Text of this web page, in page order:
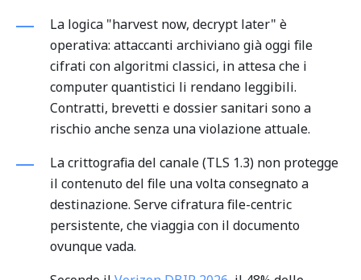
La logica "harvest now, decrypt later" è
operativa: attaccanti archiviano già oggi file
cifrati con algoritmi classici, in attesa che i
computer quantistici li rendano leggibili.
Contratti, brevetti e dossier sanitari sono a
rischio anche senza una violazione attuale.
La crittografia del canale (TLS 1.3) non protegge
il contenuto del file una volta consegnato a
destinazione. Serve cifratura file-centric
persistente, che viaggia con il documento
ovunque vada.